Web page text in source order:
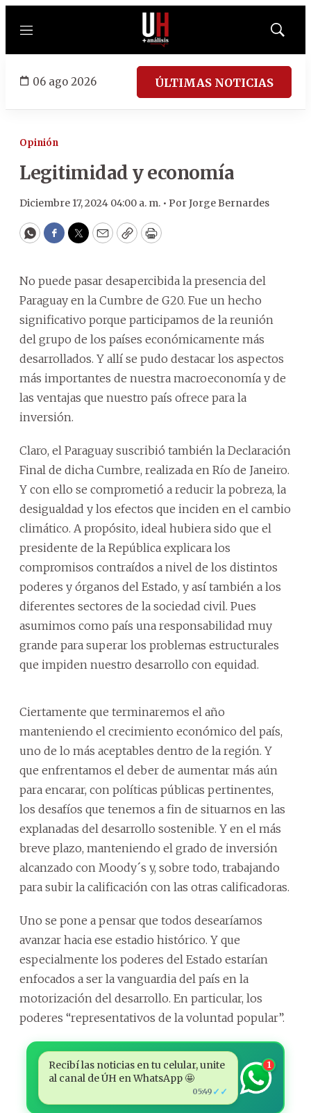
Menú
Mostrar
06 ago 2026 ÚLTIMAS NOTICIAS
Opinión
Legitimidad y economía
Diciembre 17, 2024 04:00 a. m. • PorJorge Bernardes
WhatsApp
Facebook
Twitter
EmailCopyPrint
No puede pasar desapercibida la presencia del
Paraguay en la Cumbre de G20. Fue un hecho
significativo porque participamos de la reunión
del grupo de los países económicamente más
desarrollados. Y allí se pudo destacar los aspectos
más importantes de nuestra macroeconomía y de
las ventajas que nuestro país ofrece para la
inversión.
Claro, el Paraguay suscribió también la Declaración
Final de dicha Cumbre, realizada en Río de Janeiro.
Y con ello se comprometió a reducir la pobreza, la
desigualdad y los efectos que inciden en el cambio
climático. A propósito, ideal hubiera sido que el
presidente de la República explicara los
compromisos contraídos a nivel de los distintos
poderes y órganos del Estado, y así también a los
diferentes sectores de la sociedad civil. Pues
asumimos como país una responsabilidad muy
grande para superar los problemas estructurales
que impiden nuestro desarrollo con equidad.
Ciertamente que terminaremos el año
manteniendo el crecimiento económico del país,
uno de lo más aceptables dentro de la región. Y
que enfrentamos el deber de aumentar más aún
para encarar, con políticas públicas pertinentes,
los desafíos que tenemos a fin de situarnos en las
explanadas del desarrollo sostenible. Y en el más
breve plazo, manteniendo el grado de inversión
alcanzado con Moody´s y, sobre todo, trabajando
para subir la calificación con las otras calificadoras.
Uno se pone a pensar que todos desearíamos
avanzar hacia ese estadio histórico. Y que
especialmente los poderes del Estado estarían
enfocados a ser la vanguardia del país en la
motorización del desarrollo. En particular, los
poderes “representativos de la voluntad popular”.
Recibí las noticias en tu celular, unite
al canal de ÚH en WhatsApp 🤩
05:49 ✓✓
1